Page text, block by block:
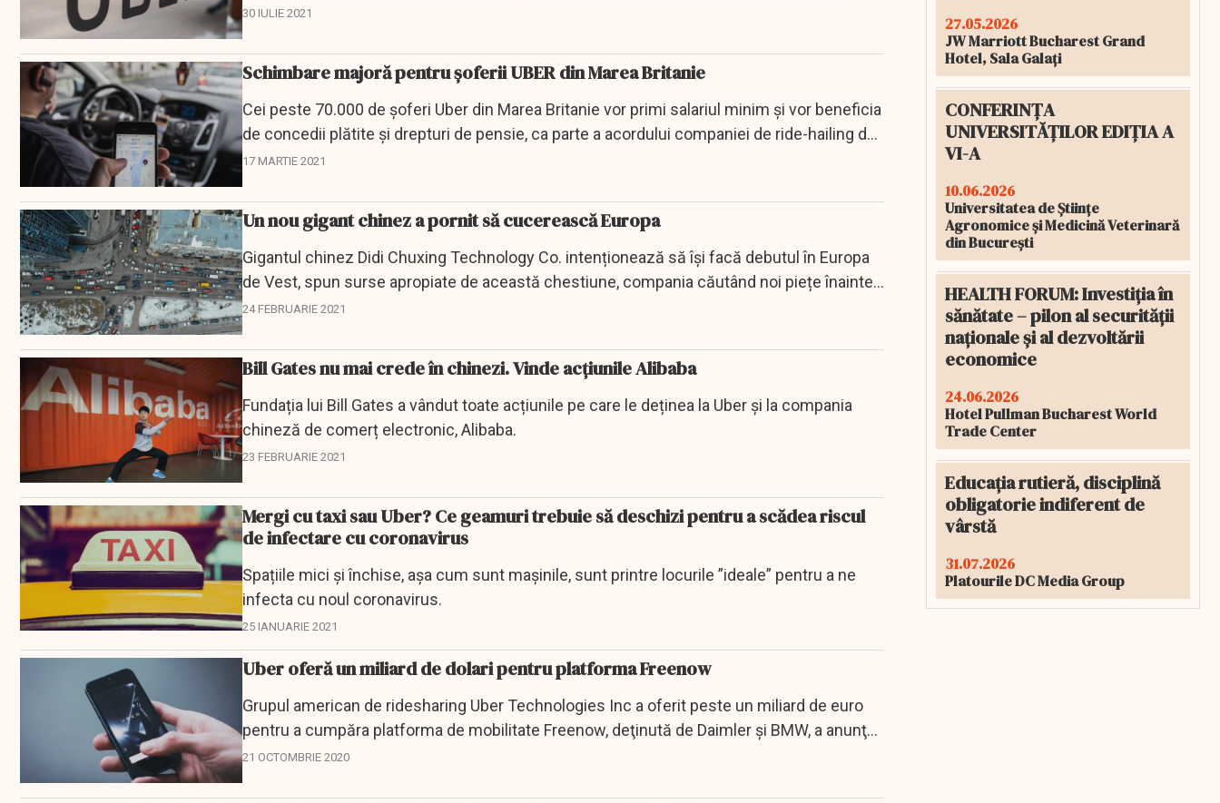
contextul...
30 IULIE 2021
Schimbare majoră pentru șoferii UBER din Marea Britanie
Cei peste 70.000 de şoferi Uber din Marea Britanie vor primi salariul minim şi vor beneficia
de concedii plătite şi drepturi de pensie, ca parte a acordului companiei de ride-hailing de
a acorda...
17 MARTIE 2021
Un nou gigant chinez a pornit să cucerească Europa
Gigantul chinez Didi Chuxing Technology Co. intenționează să își facă debutul în Europa
de Vest, spun surse apropiate de această chestiune, compania căutând noi piețe înainte
de o mult...
24 FEBRUARIE 2021
Bill Gates nu mai crede în chinezi. Vinde acțiunile Alibaba
Fundația lui Bill Gates a vândut toate acțiunile pe care le deținea la Uber și la compania
chineză de comerț electronic, Alibaba.
23 FEBRUARIE 2021
Mergi cu taxi sau Uber? Ce geamuri trebuie să deschizi pentru a scădea riscul
de infectare cu coronavirus
Spațiile mici și închise, așa cum sunt mașinile, sunt printre locurile ”ideale” pentru a ne
infecta cu noul coronavirus.
25 IANUARIE 2021
Uber oferă un miliard de dolari pentru platforma Freenow
Grupul american de ridesharing Uber Technologies Inc a oferit peste un miliard de euro
pentru a cumpăra platforma de mobilitate Freenow, deţinută de Daimler şi BMW, a anunţat
miercuri revista...
21 OCTOMBRIE 2020
27.05.2026
JW Marriott Bucharest Grand
Hotel, Sala Galați
CONFERINȚA
UNIVERSITĂȚILOR EDIȚIA A
VI-A
10.06.2026
Universitatea de Științe
Agronomice și Medicină Veterinară
din București
HEALTH FORUM: Investiția în
sănătate – pilon al securității
naționale și al dezvoltării
economice
24.06.2026
Hotel Pullman Bucharest World
Trade Center
Educația rutieră, disciplină
obligatorie indiferent de
vârstă
31.07.2026
Platourile DC Media Group